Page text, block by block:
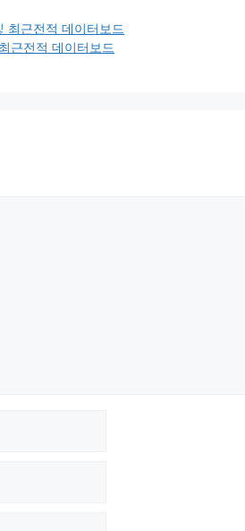
최근전적 데이터보드
근전적 데이터보드